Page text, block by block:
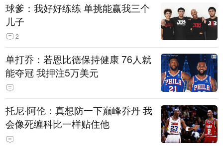
球爹：我好好练练 单挑能赢我三个
儿子
2
单打乔：若恩比德保持健康 76人就
能夺冠 我押注5万美元
托尼·阿伦：真想防一下巅峰乔丹 我
会像死缠科比一样贴住他